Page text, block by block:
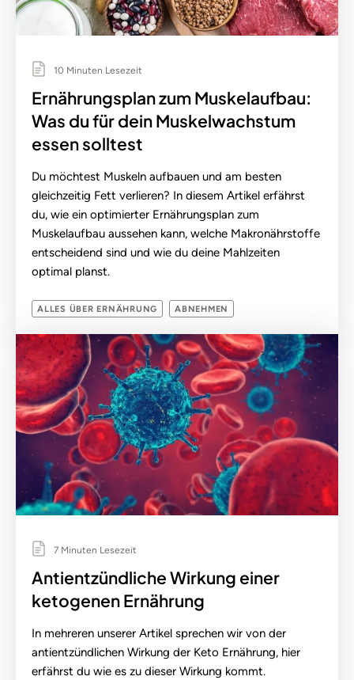
10 Minuten Lesezeit
Ernährungsplan zum Muskelaufbau:
Was du für dein Muskelwachstum
essen solltest
Du möchtest Muskeln aufbauen und am besten
gleichzeitig Fett verlieren? In diesem Artikel erfährst
du, wie ein optimierter Ernährungsplan zum
Muskelaufbau aussehen kann, welche Makronährstoffe
entscheidend sind und wie du deine Mahlzeiten
optimal planst.
ALLES ÜBER ERNÄHRUNG ABNEHMEN
7 Minuten Lesezeit
Antientzündliche Wirkung einer
ketogenen Ernährung
In mehreren unserer Artikel sprechen wir von der
antientzündlichen Wirkung der Keto Ernährung, hier
erfährst du wie es zu dieser Wirkung kommt.